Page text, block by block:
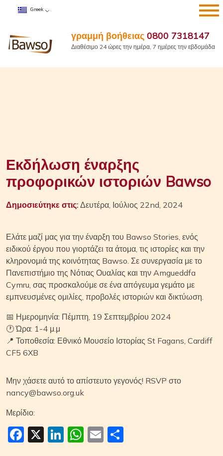
ΜετάβασηGreek
γραμμή βοήθειας 0800 7318147
Διαθέσιμο 24 ώρες την ημέρα, 7 ημέρες την εβδομάδα
Εκδήλωση έναρξης
προφορικών ιστοριών Bawso
Δημοσιεύτηκε στις: Δευτέρα, Ιούλιος 22nd, 2024
Ελάτε μαζί μας για την έναρξη του Bawso Stories, ενός
ειδικού έργου που γιορτάζει τα άτομα, τις ιστορίες και την
κληρονομιά της κοινότητας Bawso. Σε συνεργασία με το
Πανεπιστήμιο της Νότιας Ουαλίας και την Amgueddfa
Cymru, σας προσκαλούμε σε ένα απόγευμα γεμάτο με
εμπνευσμένες ομιλίες, προβολές ιστοριών και δικτύωση.
📅 Ημερομηνία: Πέμπτη, 19 Σεπτεμβρίου 2024
🕐 Ώρα: 1-4 μ.μ
📍 Τοποθεσία: Εθνικό Μουσείο Ιστορίας St Fagans, Cardiff
CF5 6XB
Μην χάσετε αυτό το απίστευτο γεγονός! RSVP στο
nancy@bawso.org.uk
Μερίδιο:
Facebook
X LinkedIn
WhatsApp
Email